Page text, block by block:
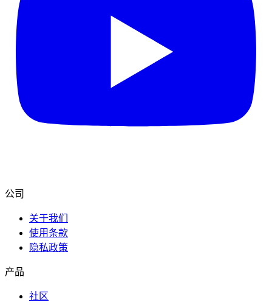
公司
关于我们
使用条款
隐私政策
产品
社区